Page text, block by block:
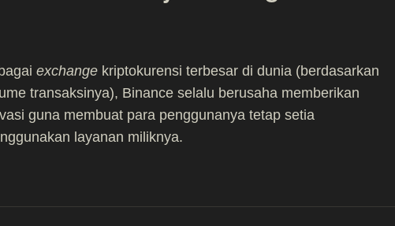
exchange kriptokurensi terbesar di dunia (berdasarkan
transaksinya), Binance selalu berusaha memberikan
guna membuat para penggunanya tetap setia
layanan miliknya.